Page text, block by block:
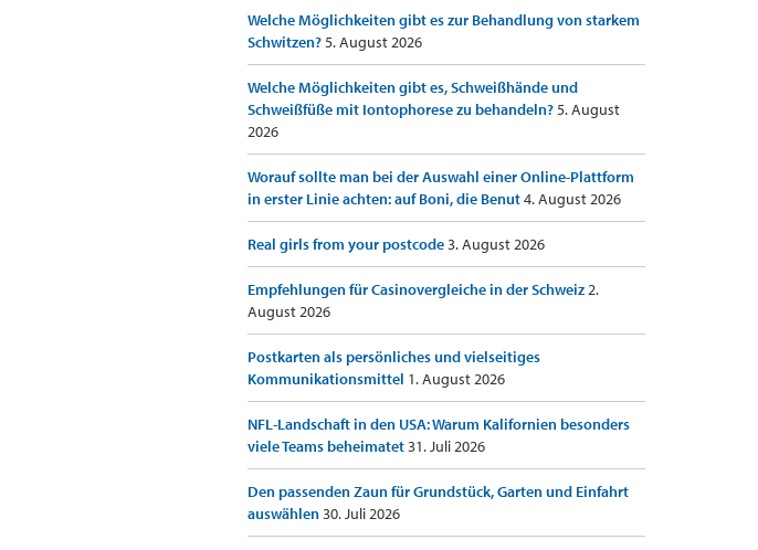
Welche Möglichkeiten gibt es zur Behandlung von starkem
Schwitzen?5. August 2026
Welche Möglichkeiten gibt es, Schweißhände und
Schweißfüße mit Iontophorese zu behandeln?5. August
2026
Worauf sollte man bei der Auswahl einer Online-Plattform
in erster Linie achten: auf Boni, die Benut4. August 2026
Real girls from your postcode3. August 2026
Empfehlungen für Casinovergleiche in der Schweiz2.
August 2026
Postkarten als persönliches und vielseitiges
Kommunikationsmittel 1. August 2026
NFL-Landschaft in den USA: Warum Kalifornien besonders
viele Teams beheimatet31. Juli 2026
Den passenden Zaun für Grundstück, Garten und Einfahrt
auswählen30. Juli 2026